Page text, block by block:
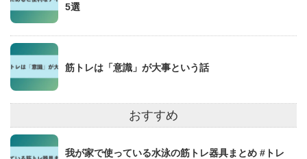
5選
筋トレは「意識」が大事という話
おすすめ
我が家で使っている水泳の筋トレ器具まとめ #トレ